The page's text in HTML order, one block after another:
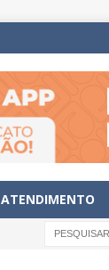
ATENDIMENTO